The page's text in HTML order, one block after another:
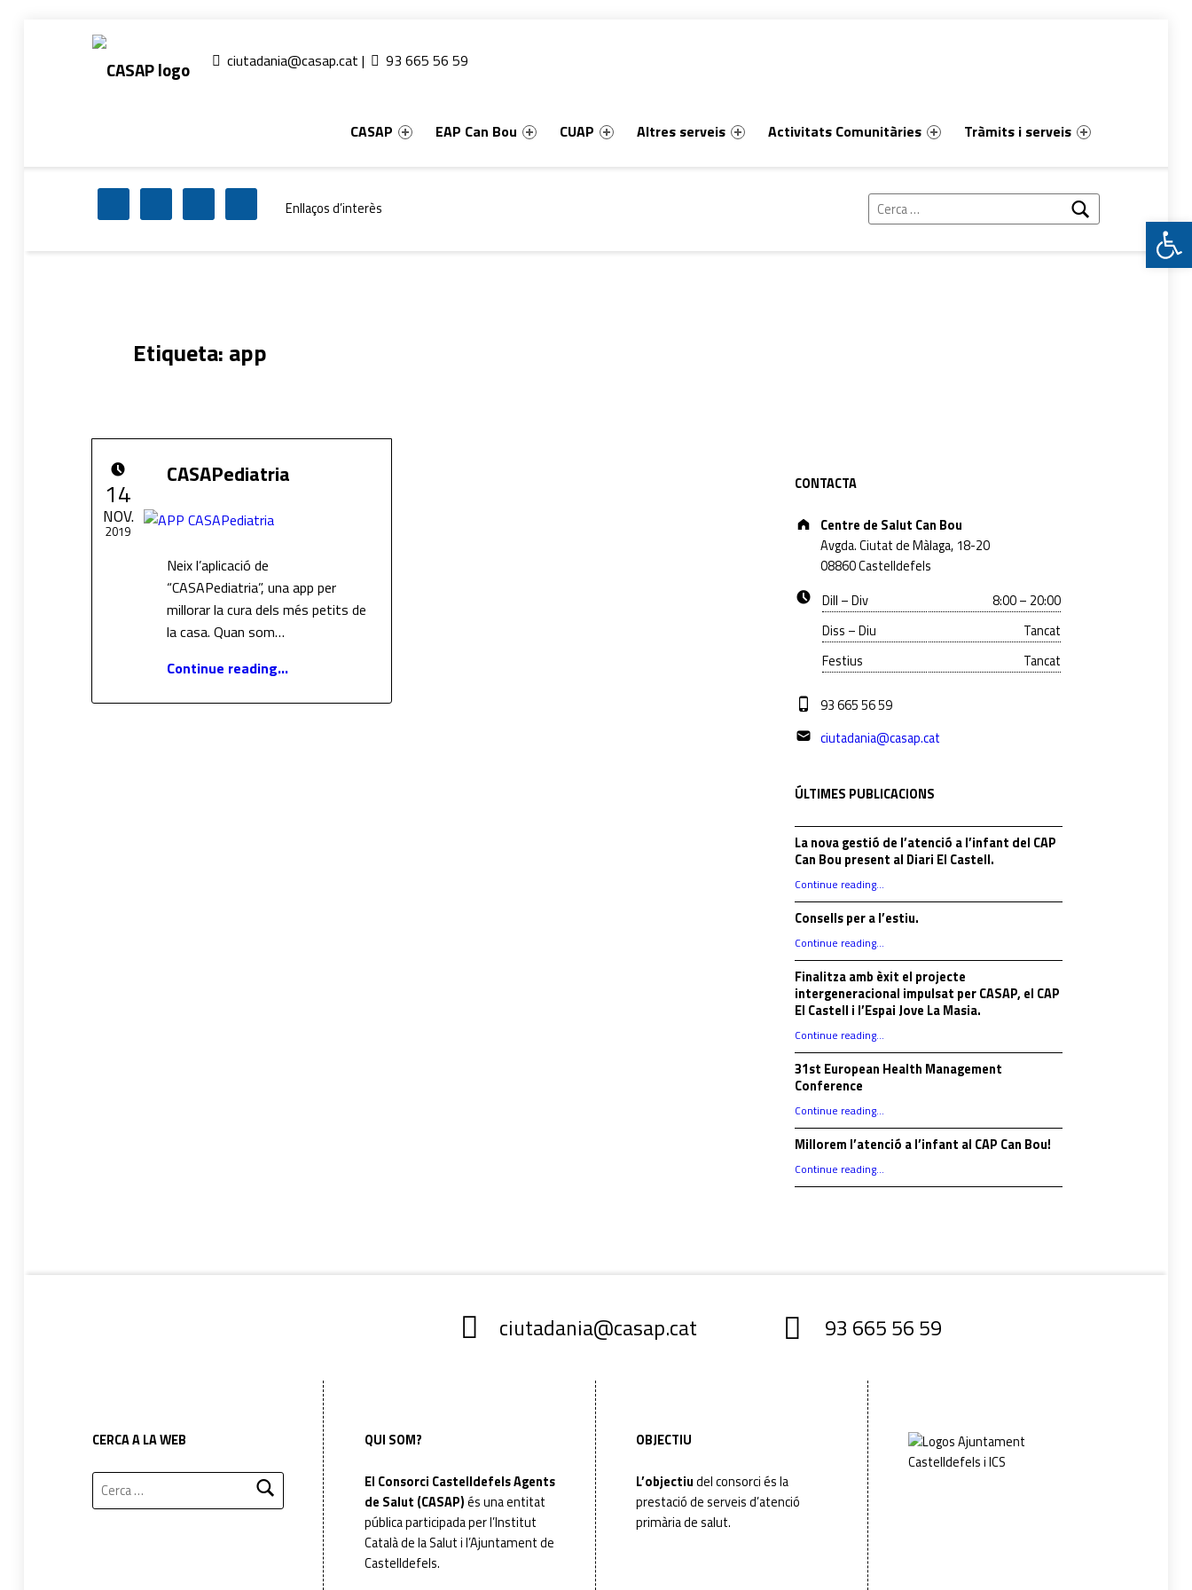
ciutadania@casap.cat |
93 665 56 59
CASAP EAP Can Bou CUAP Altres serveis Activitats Comunitàries Tràmits i serveis
Header info sidebar Enllaços d’interès
Etiqueta: app
E
t
t
CASAPediatria
Neix l’aplicació de
“CASAPediatria”, una app per
millorar la cura dels més petits de
la casa. Quan som…
Continue reading…
14
NOV.
2019
Sidebar
CONTACTA
Address:
Centre de Salut Can Bou
Avgda. Ciutat de Màlaga, 18-20
08860 Castelldefels
Business hours:
Dill – Div
8:00 – 20:00
Diss – Diu
Tancat
Festius
Tancat
Phone number:
93 665 56 59
Email address:
ciutadania@casap.cat
ÚLTIMES PUBLICACIONS
La nova gestió de l’atenció a l’infant del CAP
Can Bou present al Diari El Castell.
Continue reading“La nova gestió de l’atenció a l’infant del CAP Can Bou present al Diari El Castell.”
…
Consells per a l’estiu.
Continue reading…
Finalitza amb èxit el projecte
intergeneracional impulsat per CASAP, el CAP
El Castell i l’Espai Jove La Masia.
Continue reading“Finalitza amb èxit el projecte intergeneracional impulsat per CASAP, el CAP El Castell i l’Espai Jove La Masia.”
…
31st European Health Management
Conference
Continue reading“31st European Health Management Conference”
…
Millorem l’atenció a l’infant al CAP Can Bou!
Continue reading“Millorem l’atenció a l’infant al CAP Can Bou!”
…
ciutadania@casap.cat 93 665 56 59
CERCA A LA WEB
Cerca:
QUI SOM?
El Consorci Castelldefels Agents
de Salut (CASAP)és una entitat
pública participada per l’Institut
Català de la Salut i l’Ajuntament de
Castelldefels.
OBJECTIU
L’objectiudel consorci és la
prestació de serveis d’atenció
primària de salut.
Obre la barra d'eines